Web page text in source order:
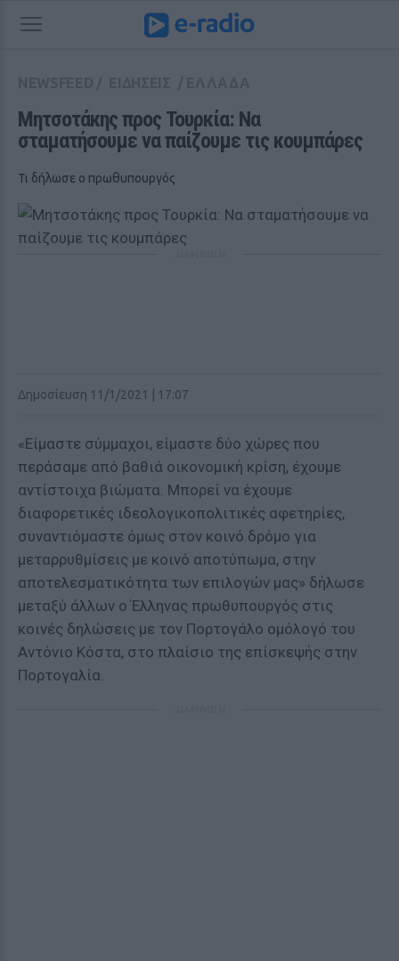
Μητσοτάκης προς Τουρκία: Να
σταματήσουμε να παίζουμε τις κουμπάρες
Τι δήλωσε ο πρωθυπουργός
Δημοσίευση 11/1/2021 | 17:07
«Είμαστε σύμμαχοι, είμαστε δύο χώρες που
περάσαμε από βαθιά οικονομική κρίση, έχουμε
αντίστοιχα βιώματα. Μπορεί να έχουμε
διαφορετικές ιδεολογικοπολιτικές αφετηρίες,
συναντιόμαστε όμως στον κοινό δρόμο για
μεταρρυθμίσεις με κοινό αποτύπωμα, στην
αποτελεσματικότητα των επιλογών μας» δήλωσε
μεταξύ άλλων ο Έλληνας πρωθυπουργός στις
κοινές δηλώσεις με τον Πορτογάλο ομόλογό του
Αντόνιο Κόστα, στο πλαίσιο της επίσκεψής στην
Πορτογαλία.